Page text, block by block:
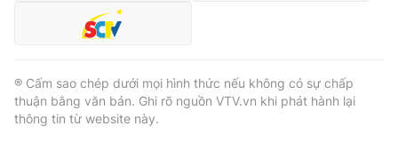
® Cấm sao chép dưới mọi hình thức nếu không có sự chấp
thuận bằng văn bản. Ghi rõ nguồn VTV.vn khi phát hành lại
thông tin từ website này.